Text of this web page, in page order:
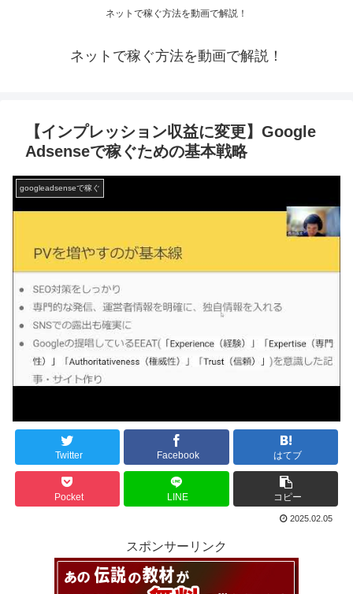
ネットで稼ぐ方法を動画で解説！
ネットで稼ぐ方法を動画で解説！
【インプレッション収益に変更】Google
Adsenseで稼ぐための基本戦略
googleadsenseで稼ぐ
Twitter Facebook はてブ
Pocket LINE コピー
2025.02.05
スポンサーリンク